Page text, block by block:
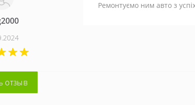
Ремонтуємо ним авто з
отзыв